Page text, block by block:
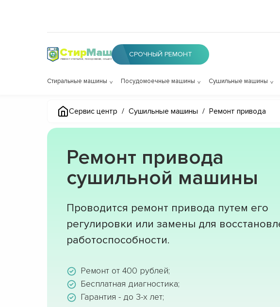
СтирМаш
РЕМОНТ СТИРАЛОК, ПОСУДОМОЕК, СУШИЛОК
СРОЧНЫЙ РЕМОНТ
Стиральные машины Посудомоечные машины Сушильные машины
Сервис центр / Сушильные машины / Ремонт привода
Ремонт привода
сушильной машины
Проводится ремонт привода путем его
регулировки или замены для
работоспособности.
Ремонт от 400 рублей;
Бесплатная диагностика;
Гарантия - до 3-х лет;